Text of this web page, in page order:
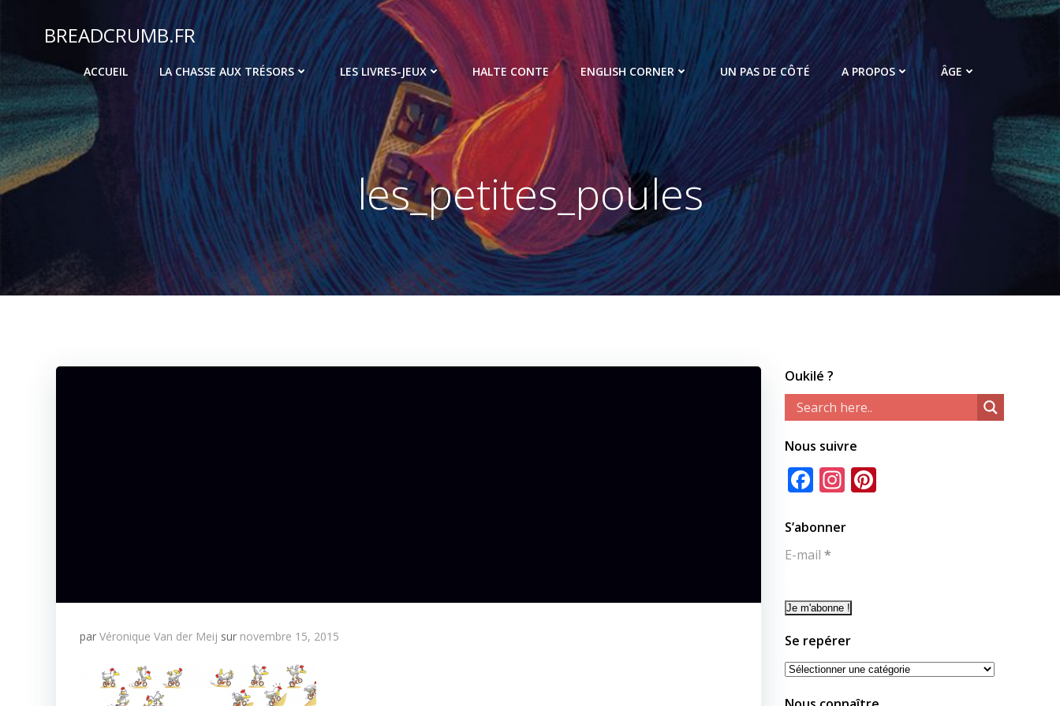
contenuBREADCRUMB.FR
ACCUEIL LA CHASSE AUX TRÉSORS LES LIVRES-JEUX HALTE CONTE ENGLISH CORNER UN PAS DE CÔTÉ A PROPOS ÂGE
les_petites_poules
par Véronique Van der Meij sur novembre 15, 2015
Oukilé ?
Nous suivre
Facebook
Instagram
S’abonner
E-mail *
Se repérer
Se